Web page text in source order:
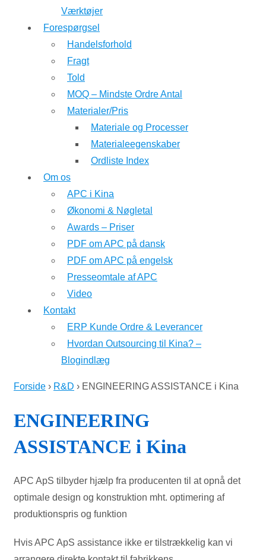
Værktøjer
Forespørgsel
Handelsforhold
Fragt
Told
MOQ – Mindste Ordre Antal
Materialer/Pris
Materiale og Processer
Materialeegenskaber
Ordliste Index
Om os
APC i Kina
Økonomi & Nøgletal
Awards – Priser
PDF om APC på dansk
PDF om APC på engelsk
Presseomtale af APC
Video
Kontakt
ERP Kunde Ordre & Leverancer
Hvordan Outsourcing til Kina? –
Blogindlæg
Forside › R&D › ENGINEERING ASSISTANCE i Kina
ENGINEERING
ASSISTANCE i Kina
APC ApS tilbyder hjælp fra producenten til at opnå det
optimale design og konstruktion mht. optimering af
produktionspris og funktion
Hvis APC ApS assistance ikke er tilstrækkelig kan vi